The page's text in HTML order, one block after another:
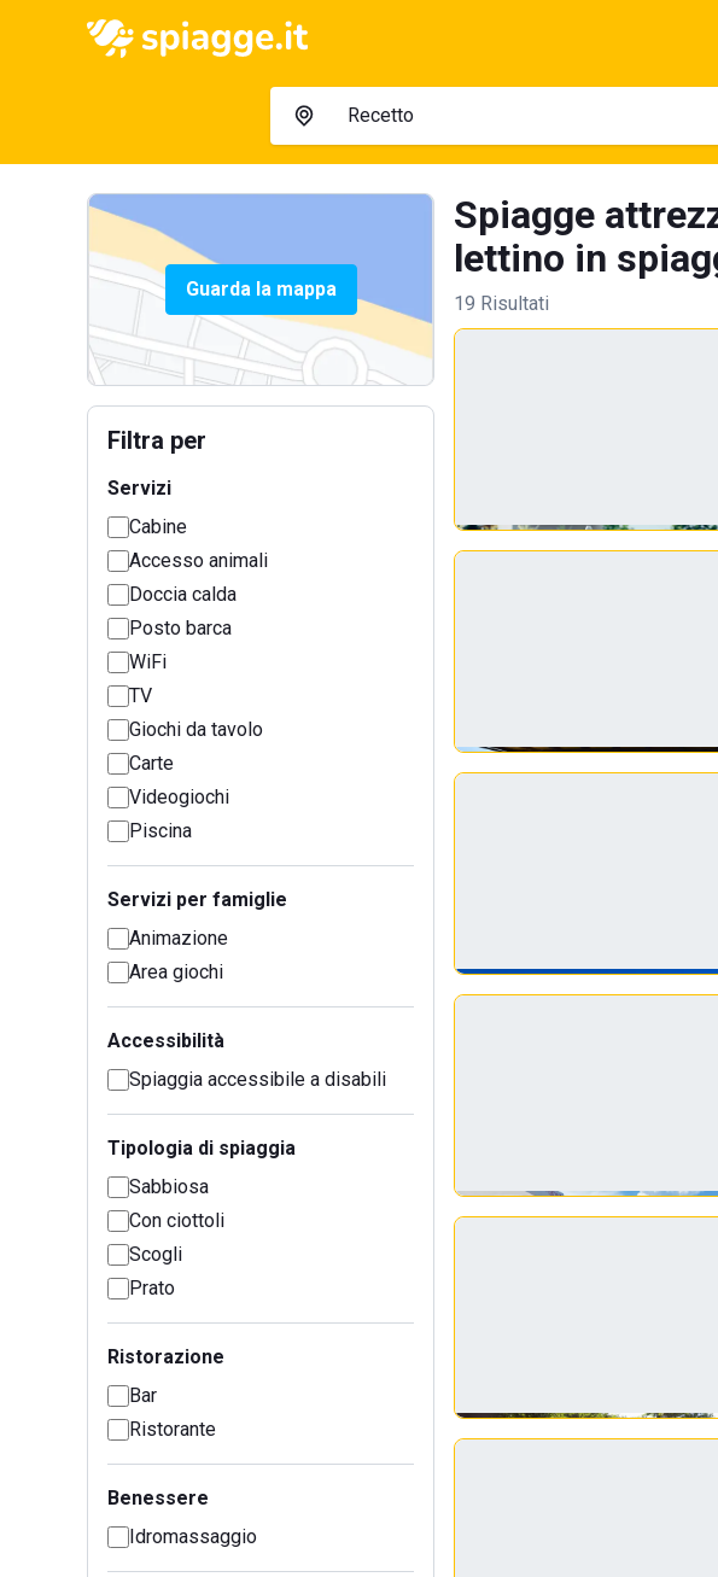
Guarda la mappa
Filtra per
Servizi
Cabine
Accesso animali
Doccia calda
Posto barca
WiFi
TV
Giochi da tavolo
Carte
Videogiochi
Piscina
Servizi per famiglie
Animazione
Area giochi
Accessibilità
Spiaggia accessibile a disabili
Tipologia di spiaggia
Sabbiosa
Con ciottoli
Scogli
Prato
Ristorazione
Bar
Ristorante
Benessere
Idromassaggio
Spiagge
lettino in
19 Risultati